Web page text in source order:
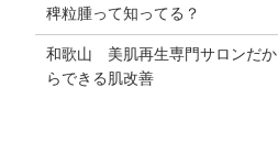
稗粒腫って知ってる？
和歌山 美肌再生専門サロンだか
らできる肌改善